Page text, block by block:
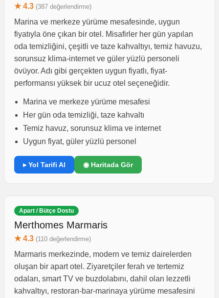
★ 4.3 (387 değerlendirme)
Marina ve merkeze yürüme mesafesinde, uygun
fiyatıyla öne çıkan bir otel. Misafirler her gün yapılan
oda temizliğini, çeşitli ve taze kahvaltıyı, temiz havuzu,
sorunsuz klima-internet ve güler yüzlü personeli
övüyor. Adı gibi gerçekten uygun fiyatlı, fiyat-
performansı yüksek bir ucuz otel seçeneğidir.
Marina ve merkeze yürüme mesafesi
Her gün oda temizliği, taze kahvaltı
Temiz havuz, sorunsuz klima ve internet
Uygun fiyat, güler yüzlü personel
▸ Yol Tarifi Al ◉ Haritada Gör
Apart / Bütçe Dostu
Merthomes Marmaris
★ 4.3 (110 değerlendirme)
Marmaris merkezinde, modern ve temiz dairelerden
oluşan bir apart otel. Ziyaretçiler ferah ve tertemiz
odaları, smart TV ve buzdolabını, dahil olan lezzetli
kahvaltıyı, restoran-bar-marinaya yürüme mesafesini